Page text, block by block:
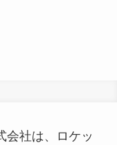
会社は、ロケッ